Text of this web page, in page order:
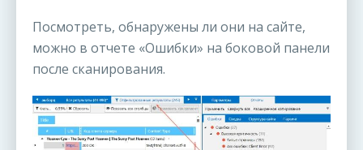
Посмотреть, обнаружены ли они на сайте,
можно в отчете «Ошибки» на боковой панели
после сканирования.